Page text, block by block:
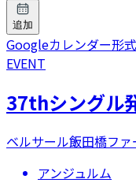
追加
Googleカレンダー形式
EVENT
37thシングル
ベルサール飯田橋ファ
アンジュルム